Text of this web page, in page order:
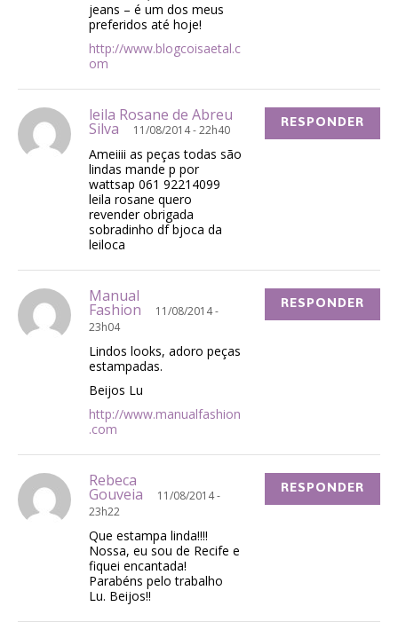
jeans – é um dos meus
preferidos até hoje!
http://www.blogcoisaetal.c
om
leila Rosane de Abreu
Silva 11/08/2014 - 22h40
Ameiiii as peças todas são
lindas mande p por
wattsap 061 92214099
leila rosane quero
revender obrigada
sobradinho df bjoca da
leiloca
RESPONDER
Manual
Fashion
11/08/2014 -
23h04
Lindos looks, adoro peças
estampadas.
Beijos Lu
http://www.manualfashion
.com
RESPONDER
Rebeca
Gouveia
11/08/2014 -
23h22
Que estampa linda!!!!
Nossa, eu sou de Recife e
fiquei encantada!
Parabéns pelo trabalho
Lu. Beijos!!
RESPONDER